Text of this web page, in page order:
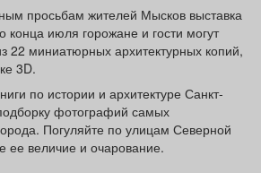
Я - пенсионер
просьбам жителей Мысков выставка
конца июля горожане и гости могут
22 миниатюрных архитектурных копий,
3D.
по истории и архитектуре Санкт-
фотографий самых
Погуляйте по улицам Северной
ее величие и очарование.